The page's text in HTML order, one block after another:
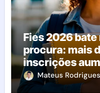
Fies 2026
procura: mais
inscrições
pelas vagas;
agora
Mateus